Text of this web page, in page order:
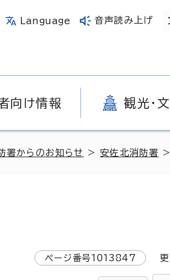
Language 音声読み上げ
向け情報 観光・
署からのお知らせ >安佐北消防署
ページ番号1013847 更